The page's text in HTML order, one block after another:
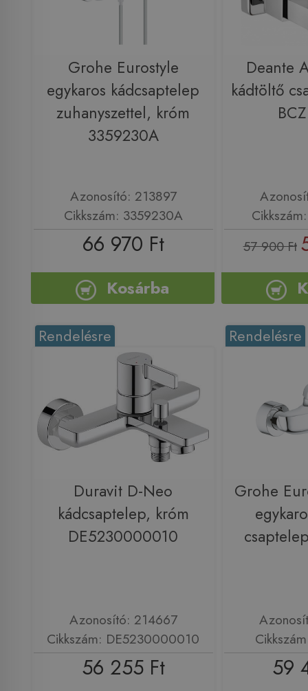
Grohe Eurostyle
egykaros kádcsaptelep
zuhanyszettel, króm
3359230A
Azonosító: 213897
Cikkszám: 3359230A
66 970 Ft
Kosárba
Deante
kádtöltő
57 900 Ft
Rendelésre
Duravit D-Neo
kádcsaptelep, króm
DE5230000010
Azonosító: 214667
Cikkszám: DE5230000010
56 255 Ft
Rendelésre
Grohe
59